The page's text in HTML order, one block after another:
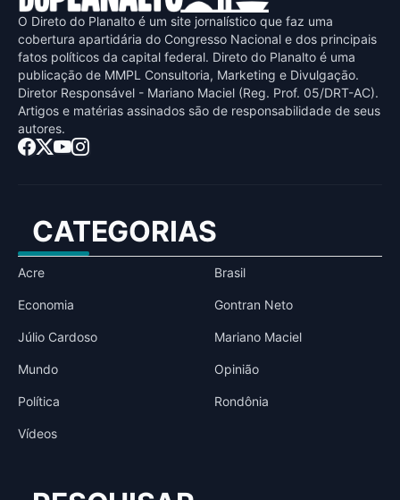
O Direto do Planalto é um site jornalístico que faz uma
cobertura apartidária do Congresso Nacional e dos principais
fatos políticos da capital federal. Direto do Planalto é uma
publicaçāo de MMPL Consultoria, Marketing e Divulgaçāo.
Diretor Responsável - Mariano Maciel (Reg. Prof. 05/DRT-AC).
Artigos e matérias assinados sāo de responsabilidade de seus
autores.
CATEGORIAS
Acre Brasil
Economia Gontran Neto
Júlio Cardoso Mariano Maciel
Mundo Opinião
Política Rondônia
Vídeos